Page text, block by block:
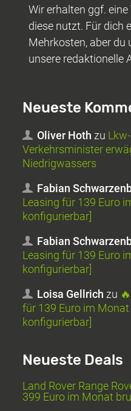
Wir erhalten ggf.
diese nutzt. Für dich
Mehrkosten, aber
unsere redaktionelle
Neueste
Oliver Hoth zu
Verkehrsminister
Niedrigwassers
Fabian
Leasing für 139 Euro
konfigurierbar]
Fabian
Leasing für 139 Euro
konfigurierbar]
Loisa Gellrich zu
für 139 Euro im
konfigurierbar]
Neueste Deals
Land Rover Range
399 Euro im Monat